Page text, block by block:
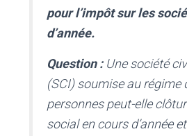
pour l’impôt sur les
d’année.
Question : Une société
(SCI) soumise au régime
personnes peut-elle
social en cours d’année